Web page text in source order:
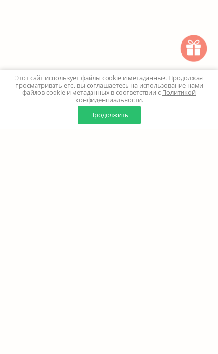
0
Корзина
Этот сайт использует файлы cookie и метаданные. Продолжая
просматривать его, вы соглашаетесь на использование нами
файлов cookie и метаданных в соответствии с Политикой
конфиденциальности.
Продолжить